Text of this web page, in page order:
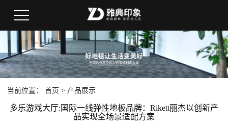
当前位置： 首页 > 产品展示
多乐游戏大厅:国际一线弹性地板品牌：Rikett丽杰以创新产
品实现全场景适配方案